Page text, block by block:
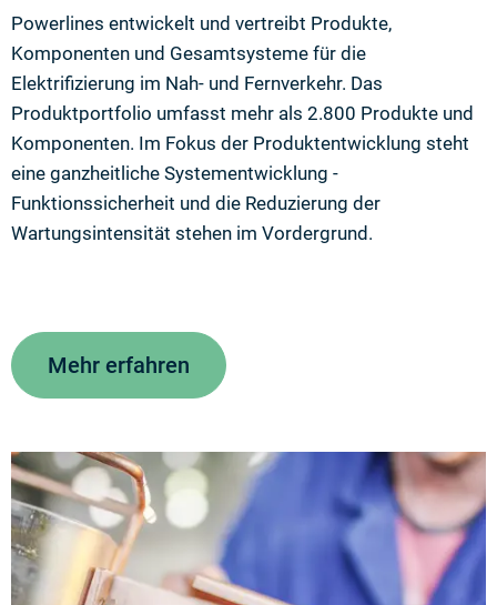
Powerlines entwickelt und vertreibt Produkte,
Komponenten und Gesamtsysteme für die
Elektrifizierung im Nah- und Fernverkehr. Das
Produktportfolio umfasst mehr als 2.800 Produkte und
Komponenten. Im Fokus der Produktentwicklung steht
eine ganzheitliche Systementwicklung -
Funktionssicherheit und die Reduzierung der
Wartungsintensität stehen im Vordergrund.
Mehr erfahren